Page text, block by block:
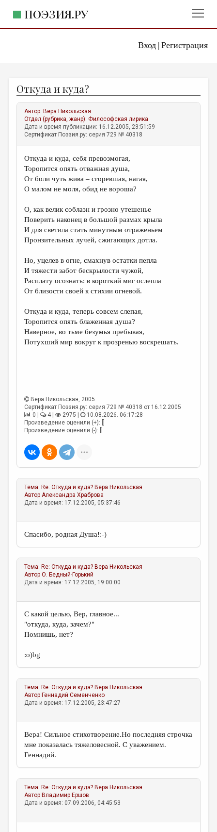
Вход| Регистрация
ПОЭЗИЯ.РУ
ЖАНРЫ
АВТОРЫ
КОММЕНТАРИИ
ЛИТСАЛОН
НОВОСТИ
ПРАВИЛА САЙТА
ИЗБРАННОЕ
ДАЙДЖЕСТ
ПЕРЕВОДЫ
КОНКУРСЫ
КНИЖНАЯ ПОЛКА
ОБЗОР ЛИТЕРАТУРЫ
РЕДКОЛЛЕГИЯ
ОТ РЕДАКЦИИ
ЭССЕИСТИКА
КУЛЬТУРОВЕДЕНИЕ
ПУБЛИЦИСТИКА
РЕЦЕНЗИРОВАНИЕ
ЦИКЛЫ ПУБЛИКАЦИЙ
ТРЕДИАКОВСКИЙ
МЕДИА
Откуда и куда?
Автор: Вера Никольская
Отдел (рубрика, жанр):Философская лирика
Дата и время публикации: 16.12.2005, 23:51:59
Сертификат Поэзия.ру: серия 729 № 40318
Откуда и куда, себя превозмогая,
Торопится опять отважная душа,
От боли чуть жива – сгоревшая, нагая,
О малом не моля, обид не вороша?
О, как велик соблазн и грозно утешенье
Поверить наконец в большой размах крыла
И для светила стать минутным отраженьем
Пронзительных лучей, сжигающих дотла.
Но, уцелев в огне, смахнув остатки пепла
И тяжести забот бескрылости чужой,
Расплату осознать: в короткий миг ослепла
От близости своей к стихии огневой.
Откуда и куда, теперь совсем слепая,
Торопится опять блаженная душа?
Наверное, во тьме безумья пребывая,
Потухший мир вокруг к прозренью воскрешать.
Вера Никольская, 2005
Сертификат Поэзия.ру: серия 729 № 40318 от 16.12.2005
0 |
4 | 2975 |
10.08.2026. 06:17:28
Произведение оценили (+): []
Произведение оценили (-): []
Тема: Re: Откуда и куда? Вера Никольская
АвторАлександра Храброва
Дата и время: 17.12.2005, 05:37:46
Спасибо, родная Душа!:-)
Тема: Re: Откуда и куда? Вера Никольская
АвторО. Бедный-Горький
Дата и время: 17.12.2005, 19:00:00
С какой целью, Вер, главное...
"откуда, куда, зачем?"
Помнишь, нет?
:о)bg
Тема: Re: Откуда и куда? Вера Никольская
Автор Геннадий Семенченко
Дата и время: 17.12.2005, 23:47:27
Вера! Сильное стихотворение.Но последняя строчка
мне показалась тяжеловесной. С уважением.
Геннадий.
Тема: Re: Откуда и куда? Вера Никольская
Автор Владимир Ершов
Дата и время: 07.09.2006, 04:45:53